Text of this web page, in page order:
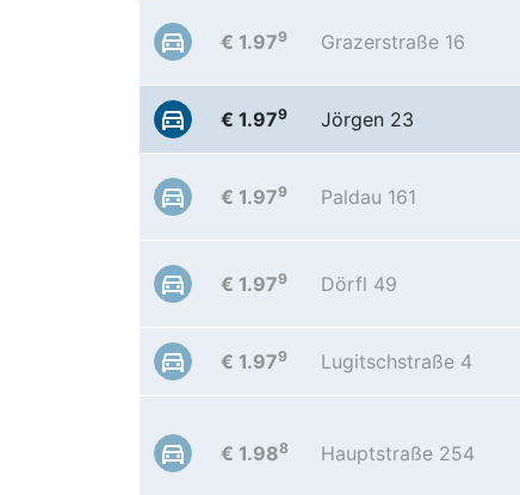
€ 1.979 Grazerstraße 16
€ 1.979 Jörgen 23
€ 1.979 Paldau 161
€ 1.979 Dörfl 49
€ 1.979 Lugitschstraße 4
€ 1.988 Hauptstraße 254